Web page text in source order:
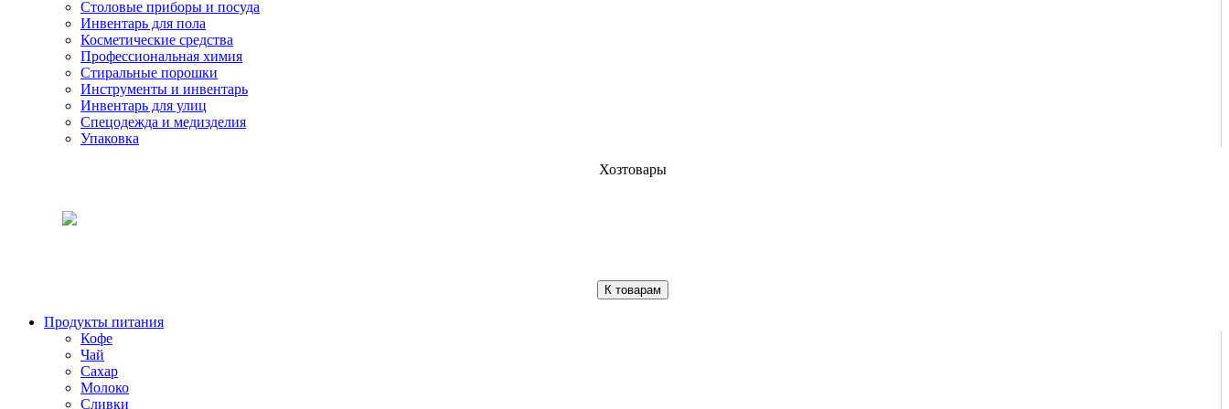
Столовые приборы и посуда
Инвентарь для пола
Косметические средства
Профессиональная химия
Стиральные порошки
Инструменты и инвентарь
Инвентарь для улиц
Спецодежда и медизделия
Упаковка
Хозтовары
К товарам
Продукты питания
Кофе
Чай
Сахар
Молоко
Сливки